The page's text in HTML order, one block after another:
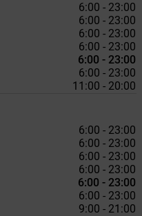
6:00 - 23:00
6:00 - 23:00
6:00 - 23:00
6:00 - 23:00
6:00 - 23:00
6:00 - 23:00
11:00 - 20:00
6:00 - 23:00
6:00 - 23:00
6:00 - 23:00
6:00 - 23:00
6:00 - 23:00
6:00 - 23:00
9:00 - 21:00